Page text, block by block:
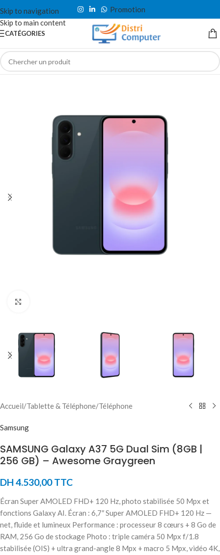
Skip to navigation
Skip to main content
Promotion
CATÉGORIES
Accueil/Tablette & Téléphone/Téléphone
Samsung
SAMSUNG Galaxy A37 5G Dual Sim (8GB |
256 GB) – Awesome Graygreen
DH 4.530,00TTC
Écran Super AMOLED FHD+ 120 Hz, photo stabilisée 50 Mpx et
fonctions Galaxy AI. Écran : 6,7″ Super AMOLED FHD+ 120 Hz —
net, fluide et lumineux Performance : processeur 8 cœurs + 8 Go de
RAM, 256 Go de stockage Photo : triple caméra 50 Mpx f/1.8
stabilisée (OIS) + ultra grand-angle 8 Mpx + macro 5 Mpx, vidéo 4K,